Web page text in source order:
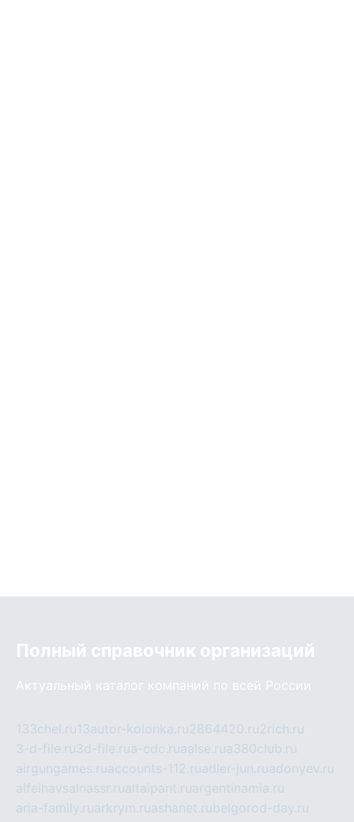
Полный справочник организаций
Актуальный каталог компаний по всей России
133chel.ru13autor-kolonka.ru2864420.ru2rich.ru
3-d-file.ru3d-file.rua-cdc.ruaalse.rua380club.ru
airgungames.ruaccounts-112.ruadler-jun.ruadonyev.ru
alfeihavsalnassr.rualtaipant.ruargentinamia.ru
aria-family.ruarkrym.ruashanet.rubelgorod-day.ru